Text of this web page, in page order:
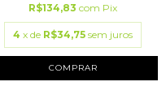
R$134,83 com Pix
4 x de R$34,75 sem juros
COMPRAR